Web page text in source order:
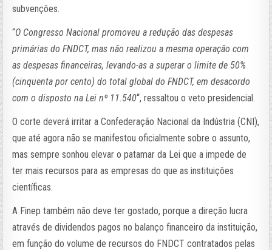
subvenções.
“O Congresso Nacional promoveu a redução das despesas
primárias do FNDCT, mas não realizou a mesma operação com
as despesas financeiras, levando-as a superar o limite de 50%
(cinquenta por cento) do total global do FNDCT, em desacordo
com o disposto na Lei nº 11.540“, ressaltou o veto presidencial.
O corte deverá irritar a Confederação Nacional da Indústria (CNI),
que até agora não se manifestou oficialmente sobre o assunto,
mas sempre sonhou elevar o patamar da Lei que a impede de
ter mais recursos para as empresas do que as instituições
científicas.
A Finep também não deve ter gostado, porque a direção lucra
através de dividendos pagos no balanço financeiro da instituição,
em função do volume de recursos do FNDCT contratados pelas